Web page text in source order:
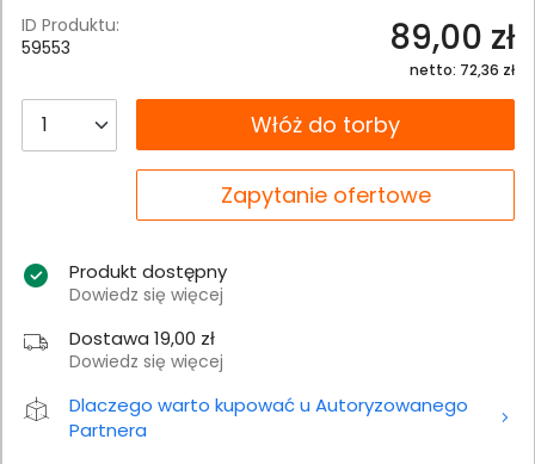
ID Produktu:
59553
89,00 zł
netto: 72,36 zł
__B2C.PRODUCT.QUANTITYWłóż do torby
Zapytanie ofertowe
Produkt dostępny
Dowiedz się więcej
Dostawa 19,00 zł
Dowiedz się więcej
Dlaczego warto kupować u Autoryzowanego
Partnera